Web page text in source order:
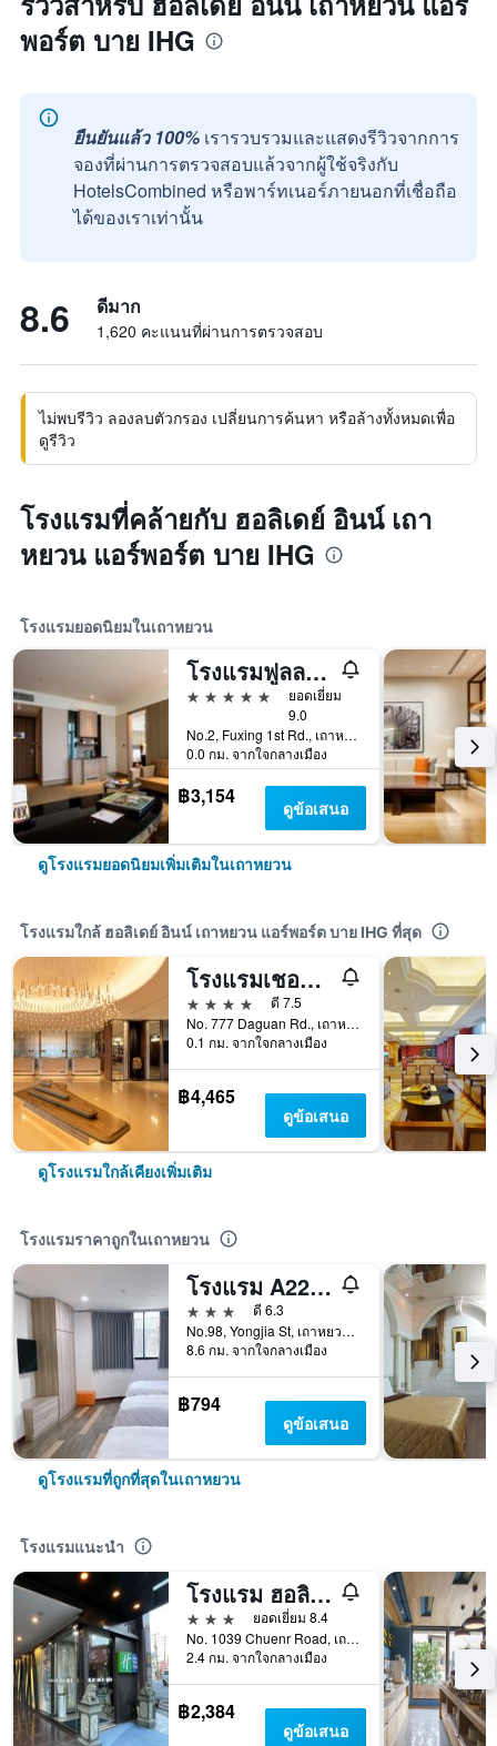
พอร์ต บาย IHG
ยืนยันแล้ว 100% เรารวบรวมและแสดงรีวิวจากการ
จองที่ผ่านการตรวจสอบแล้วจากผู้ใช้จริงกับ
HotelsCombined หรือพาร์ทเนอร์ภายนอกที่เชื่อถือ
ได้ของเราเท่านั้น
8.6 ดีมาก
1,620 คะแนนที่ผ่านการตรวจสอบ
ไม่พบรีวิว ลองลบตัวกรอง เปลี่ยนการค้นหา หรือล้างทั้งหมดเพื่อ
ดูรีวิว
โรงแรมที่คล้ายกับ ฮอลิเดย์ อินน์ เถา
หยวน แอร์พอร์ต บาย IHG
โรงแรมยอดนิยมในเถาหยวน
โรงแรมฟูลลอน สนามบินเถาหยวน ทางเข้า MRT A8
5 ดาว
ยอดเยี่ยม
9.0
No.2, Fuxing 1st Rd., เถาหยวน, ไต้หวัน
0.0 กม. จากใจกลางเมือง
฿3,154 ดูข้อเสนอ
ดูโรงแรมยอดนิยมเพิ่มเติมในเถาหยวน
โรงแรมใกล้ ฮอลิเดย์ อินน์ เถาหยวน แอร์พอร์ต บาย IHG ที่สุด
โรงแรมเชอราตัน เถาหยวน
4 ดาว
ดี 7.5
No. 777 Daguan Rd., เถาหยวน, ไต้หวัน
0.1 กม. จากใจกลางเมือง
฿4,465
ดูข้อเสนอ
ดูโรงแรมใกล้เคียงเพิ่มเติม
โรงแรมราคาถูกในเถาหยวน
โรงแรม A22 เหวยหลู่
3 ดาว
ดี 6.3
No.98, Yongjia St, เถาหยวน, ไต้หวัน
8.6 กม. จากใจกลางเมือง
฿794
ดูข้อเสนอ
ดูโรงแรมที่ถูกที่สุดในเถาหยวน
โรงแรมแนะนำ
โรงแรม ฮอลิเดย์ อินน์ เอ็กซ์เพรส เถาหยวน บาย IHG
3 ดาว
ยอดเยี่ยม 8.4
No. 1039 Chuenr Road, เถาหยวน, ไต้หวัน
2.4 กม. จากใจกลางเมือง
฿2,384
ดูข้อเสนอ